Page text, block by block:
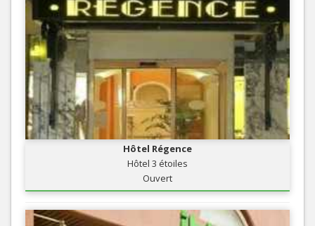
Hôtel Régence
Hôtel 3 étoiles
Ouvert